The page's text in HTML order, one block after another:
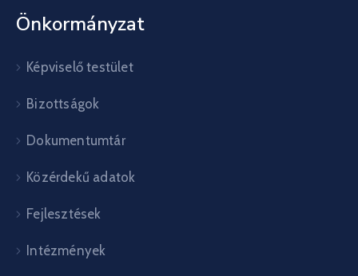
Önkormányzat
Képviselő testület
Bizottságok
Dokumentumtár
Közérdekű adatok
Fejlesztések
Intézmények